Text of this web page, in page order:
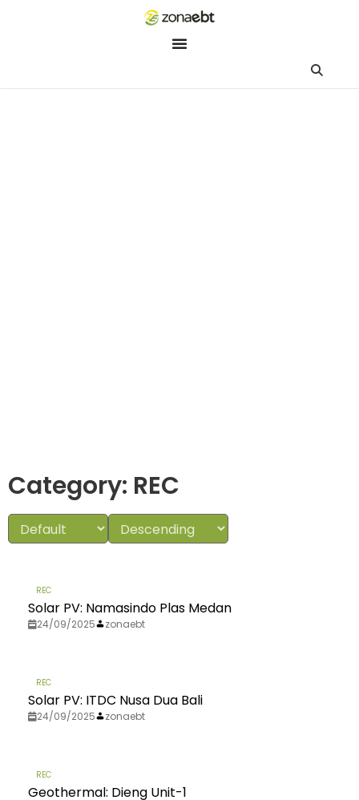
Category: REC
REC
Solar PV: Namasindo Plas Medan
24/09/2025 zonaebt
REC
Solar PV: ITDC Nusa Dua Bali
24/09/2025 zonaebt
REC
Geothermal: Dieng Unit-1